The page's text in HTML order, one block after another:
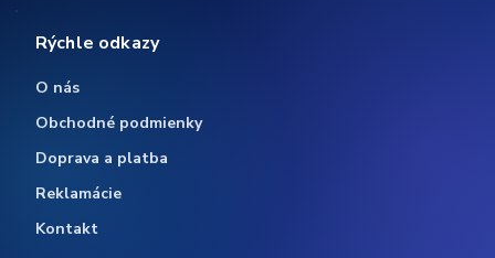
Rýchle odkazy
O nás
Obchodné podmienky
Doprava a platba
Reklamácie
Kontakt